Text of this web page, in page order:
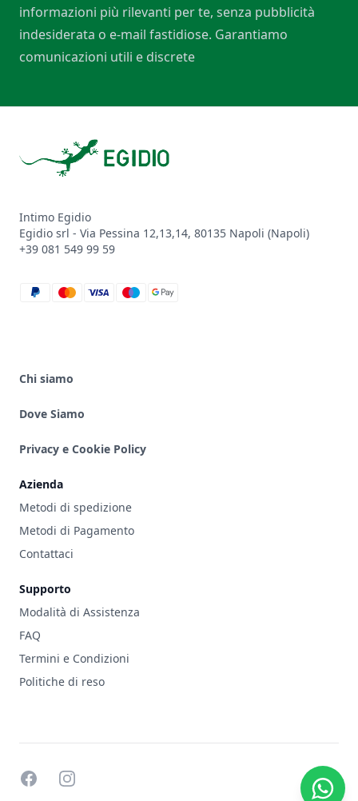
informazioni più rilevanti per te, senza pubblicità
indesiderata o e-mail fastidiose. Garantiamo
comunicazioni utili e discrete
Intimo Egidio
Egidio srl - Via Pessina 12,13,14, 80135 Napoli (Napoli)
+39 081 549 99 59
paypal
mastercard
visa
maestro
google_pay
Chi siamo
Dove Siamo
Privacy e Cookie Policy
Azienda
Metodi di spedizione
Metodi di Pagamento
Contattaci
Supporto
Modalità di Assistenza
FAQ
Termini e Condizioni
Politiche di reso
facebookinstagram